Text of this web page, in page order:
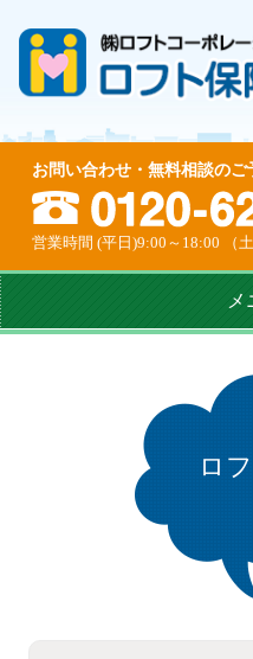
お問い合わせ・無料相談のご
営業時間 (平日)9:00～18:00 （
メ
ロ